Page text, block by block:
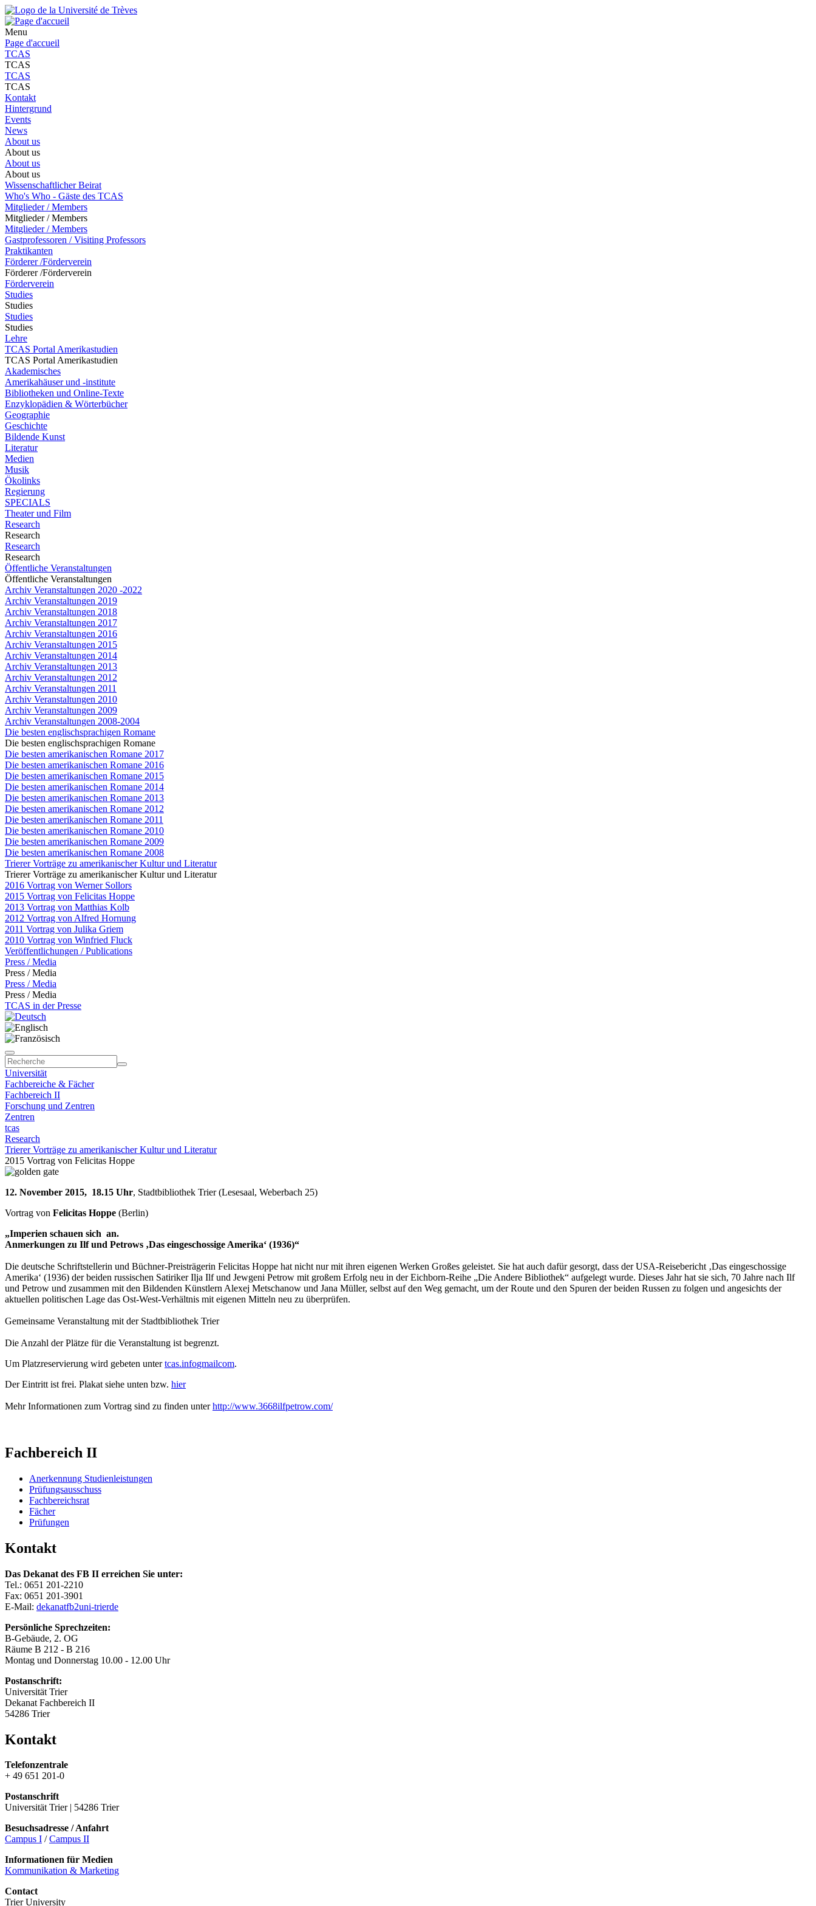
Menu
Page d'accueil
TCAS
TCAS
TCAS
TCAS
Kontakt
Hintergrund
Events
News
About us
About us
About us
About us
Wissenschaftlicher Beirat
Who's Who - Gäste des TCAS
Mitglieder / Members
Mitglieder / Members
Mitglieder / Members
Gastprofessoren / Visiting Professors
Praktikanten
Förderer /Förderverein
Förderer /Förderverein
Förderverein
Studies
Studies
Studies
Studies
Lehre
TCAS Portal Amerikastudien
TCAS Portal Amerikastudien
Akademisches
Amerikahäuser und -institute
Bibliotheken und Online-Texte
Enzyklopädien & Wörterbücher
Geographie
Geschichte
Bildende Kunst
Literatur
Medien
Musik
Ökolinks
Regierung
SPECIALS
Theater und Film
Research
Research
Research
Research
Öffentliche Veranstaltungen
Öffentliche Veranstaltungen
Archiv Veranstaltungen 2020 -2022
Archiv Veranstaltungen 2019
Archiv Veranstaltungen 2018
Archiv Veranstaltungen 2017
Archiv Veranstaltungen 2016
Archiv Veranstaltungen 2015
Archiv Veranstaltungen 2014
Archiv Veranstaltungen 2013
Archiv Veranstaltungen 2012
Archiv Veranstaltungen 2011
Archiv Veranstaltungen 2010
Archiv Veranstaltungen 2009
Archiv Veranstaltungen 2008-2004
Die besten englischsprachigen Romane
Die besten englischsprachigen Romane
Die besten amerikanischen Romane 2017
Die besten amerikanischen Romane 2016
Die besten amerikanischen Romane 2015
Die besten amerikanischen Romane 2014
Die besten amerikanischen Romane 2013
Die besten amerikanischen Romane 2012
Die besten amerikanischen Romane 2011
Die besten amerikanischen Romane 2010
Die besten amerikanischen Romane 2009
Die besten amerikanischen Romane 2008
Trierer Vorträge zu amerikanischer Kultur und Literatur
Trierer Vorträge zu amerikanischer Kultur und Literatur
2016 Vortrag von Werner Sollors
2015 Vortrag von Felicitas Hoppe
2013 Vortrag von Matthias Kolb
2012 Vortrag von Alfred Hornung
2011 Vortrag von Julika Griem
2010 Vortrag von Winfried Fluck
Veröffentlichungen / Publications
Press / Media
Press / Media
Press / Media
Press / Media
TCAS in der Presse
Universität
Fachbereiche & Fächer
Fachbereich II
Forschung und Zentren
Zentren
tcas
Research
Trierer Vorträge zu amerikanischer Kultur und Literatur
2015 Vortrag von Felicitas Hoppe
12. November 2015, 18.15 Uhr, Stadtbibliothek Trier (Lesesaal, Weberbach 25)
Vortrag von Felicitas Hoppe (Berlin)
„Imperien schauen sich an.
Anmerkungen zu Ilf und Petrows ‚Das eingeschossige Amerika‘ (1936)“
Die deutsche Schriftstellerin und Büchner-Preisträgerin Felicitas Hoppe hat nicht nur mit ihren eigenen Werken Großes geleistet. Sie hat auch dafür gesorgt, dass der USA-Reisebericht ‚Das eingeschossige
Amerika‘ (1936) der beiden russischen Satiriker Ilja Ilf und Jewgeni Petrow mit großem Erfolg neu in der Eichborn-Reihe „Die Andere Bibliothek“ aufgelegt wurde. Dieses Jahr hat sie sich, 70 Jahre nach Ilf
und Petrow und zusammen mit den Bildenden Künstlern Alexej Metschanow und Jana Müller, selbst auf den Weg gemacht, um der Route und den Spuren der beiden Russen zu folgen und angesichts der
aktuellen politischen Lage das Ost-West-Verhältnis mit eigenen Mitteln neu zu überprüfen.
Gemeinsame Veranstaltung mit der Stadtbibliothek Trier
Die Anzahl der Plätze für die Veranstaltung ist begrenzt.
Um Platzreservierung wird gebeten untertcas.infogmailcom.
Der Eintritt ist frei. Plakat siehe unten bzw. hier
Mehr Informationen zum Vortrag sind zu finden unterhttp://www.3668ilfpetrow.com/
Fachbereich II
Anerkennung Studienleistungen
Prüfungsausschuss
Fachbereichsrat
Fächer
Prüfungen
Kontakt
Das Dekanat des FB II erreichen Sie unter:
Tel.: 0651 201-2210
Fax: 0651 201-3901
E-Mail: dekanatfb2uni-trierde
Persönliche Sprechzeiten:
B-Gebäude, 2. OG
Räume B 212 - B 216
Montag und Donnerstag 10.00 - 12.00 Uhr
Postanschrift:
Universität Trier
Dekanat Fachbereich II
54286 Trier
Kontakt
Telefonzentrale
+ 49 651 201-0
Postanschrift
Universität Trier | 54286 Trier
Besuchsadresse / Anfahrt
Campus I /Campus II
Informationen für Medien
Kommunikation & Marketing
Contact
Trier University